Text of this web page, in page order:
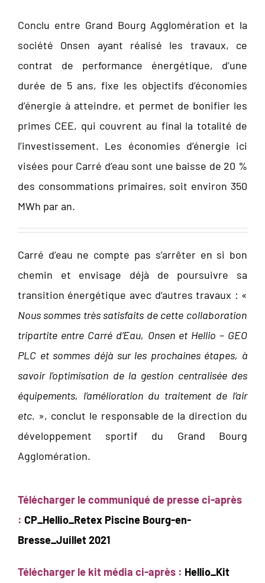
Conclu entre Grand Bourg Agglomération et la
société Onsen ayant réalisé les travaux, ce
contrat de performance énergétique, d’une
durée de 5 ans, fixe les objectifs d’économies
d’énergie à atteindre, et permet de bonifier les
primes CEE, qui couvrent au final la totalité de
l’investissement. Les économies d’énergie ici
visées pour Carré d’eau sont une baisse de 20 %
des consommations primaires, soit environ 350
MWh par an.
Carré d’eau ne compte pas s’arrêter en si bon
chemin et envisage déjà de poursuivre sa
transition énergétique avec d’autres travaux : «
Nous sommes très satisfaits de cette collaboration
tripartite entre Carré d’Eau, Onsen et Hellio – GEO
PLC et sommes déjà sur les prochaines étapes, à
savoir l’optimisation de la gestion centralisée des
équipements, l’amélioration du traitement de l’air
etc. », conclut le responsable de la direction du
développement sportif du Grand Bourg
Agglomération.
Télécharger le communiqué de presse ci-après
: CP_Hellio_Retex Piscine Bourg-en-
Bresse_Juillet 2021
Télécharger le kit média ci-après : Hellio_Kit